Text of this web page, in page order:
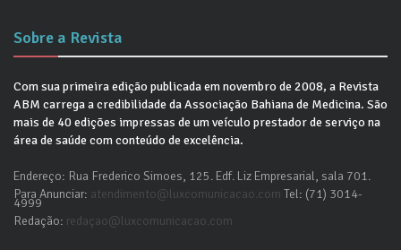
Sobre a Revista
Com sua primeira edição publicada em novembro de 2008, a Revista
ABM carrega a credibilidade da Associação Bahiana de Medicina. São
mais de 40 edições impressas de um veículo prestador de serviço na
área de saúde com conteúdo de excelência.
Endereço: Rua Frederico Simoes, 125. Edf. Liz Empresarial, sala 701.
Para Anunciar: atendimento@luxcomunicacao.com Tel: (71) 3014-
4999
Redação: redaçao@luxcomunicacao.com